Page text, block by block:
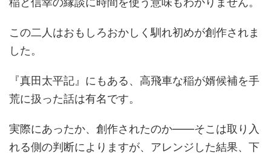
この二人はおもしろおかしく馴れ初めが創作されま
した。
『真田太平記』にもある、高飛車な稲が婿候補を手
荒に扱った話は有名です。
実際にあったか、創作されたのか――そこは取り入
れる側の判断によりますが、アレンジした結果、下